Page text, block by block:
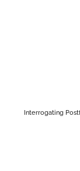
Interrogating